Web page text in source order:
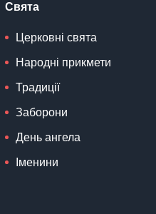
Свята
Церковні свята
Народні прикмети
Традиції
Заборони
День ангела
Іменини